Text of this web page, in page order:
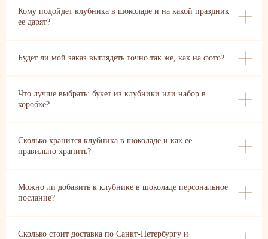
Кому подойдет клубника в шоколаде и на какой праздник
ее дарят?
Будет ли мой заказ выглядеть точно так же, как на фото?
Что лучше выбрать: букет из клубники или набор в
коробке?
Сколько хранится клубника в шоколаде и как ее
правильно хранить?
Можно ли добавить к клубнике в шоколаде персональное
послание?
Сколько стоит доставка по Санкт-Петербургу и